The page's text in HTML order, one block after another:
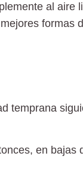
al aire
formas
temprana
en bajas